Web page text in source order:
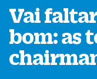
Vai
bom: as